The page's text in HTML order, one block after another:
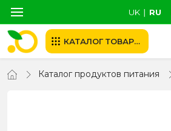
UK ∣ RU
КАТАЛОГ ТОВАРОВ
Каталог продуктов питания